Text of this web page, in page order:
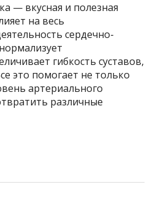
— вкусная и полезная
на весь
сердечно-
гибкость суставов,
это помогает не только
артериального
различные